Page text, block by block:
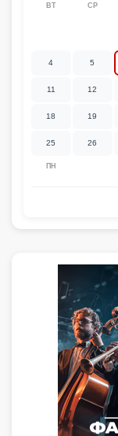
ПН
ВТ СР
4 5
11 12
18 19
25 26